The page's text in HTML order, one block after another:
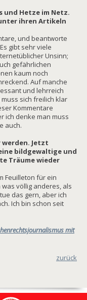
und Hetze im Netz.
ihren Artikeln
und beantworte
gibt sehr viele
Unsinn;
gefährlichen
kaum noch
Auf manche
und lehrreich
sich freilich klar
Kommentare
ich denke man muss
auch.
Jetzt
bildgewaltige und
Träume wieder
Feuilleton für ein
völlig anderes, als
das gern, aber ich
Ich bin schon seit
mit
zurück